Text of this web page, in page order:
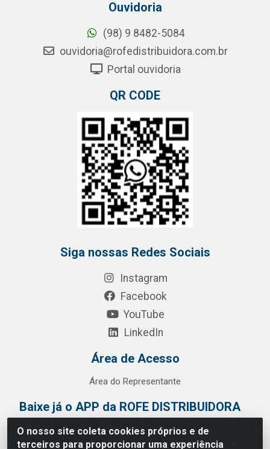
O nosso site coleta cookies próprios e de
terceiros para proporcionar uma experiência
Ouvidoria
(98) 9 8482-5084
ouvidoria@rofedistribuidora.com.br
Portal ouvidoria
QR CODE
Siga nossas Redes Sociais
Instagram
Facebook
YouTube
LinkedIn
Área de Acesso
Área do Representante
Baixe já o APP da ROFE DISTRIBUIDORA